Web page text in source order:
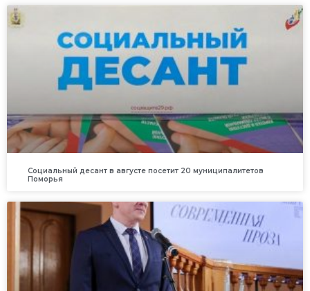
Социальный десант в августе посетит 20 муниципалитетов
Поморья